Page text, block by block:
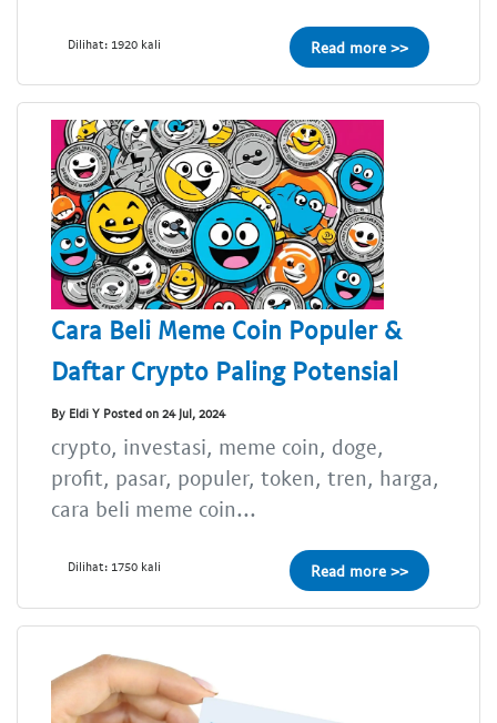
Dilihat: 1920 kali Read more >>
Cara Beli Meme Coin Populer &
Daftar Crypto Paling Potensial
By Eldi Y Posted on 24 Jul, 2024
crypto, investasi, meme coin, doge,
profit, pasar, populer, token, tren, harga,
cara beli meme coin...
Dilihat: 1750 kali Read more >>